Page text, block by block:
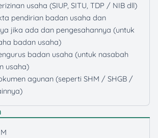
usaha (SIUP, SITU, TDP / NIB dll)
pendirian badan usaha dan
jika ada dan pengesahannya (untuk
badan usaha)
badan usaha (untuk nasabah
usaha)
agunan (seperti SHM / SHGB /